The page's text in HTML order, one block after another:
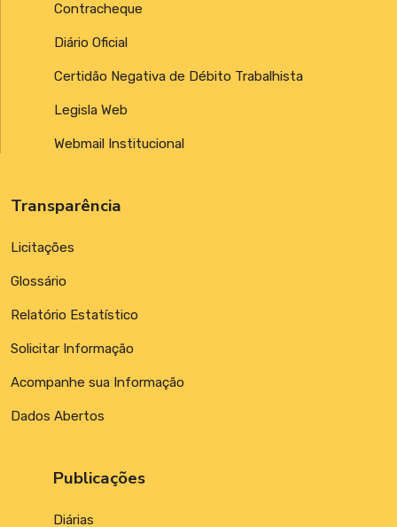
Contracheque
Diário Oficial
Certidão Negativa de Débito Trabalhista
Legisla Web
Webmail Institucional
Transparência
Licitações
Glossário
Relatório Estatístico
Solicitar Informação
Acompanhe sua Informação
Dados Abertos
Publicações
Diárias